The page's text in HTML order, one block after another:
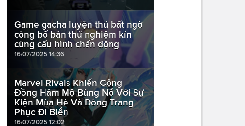
Game gacha luyện thú bất ngờ
công bố bản thử nghiệm kín
cùng cấu hình chấn động
16/07/2025 14:36
Marvel Rivals Khiến Cộng
Đồng Hâm Mộ Bùng Nổ Với Sự
Kiện Mùa Hè Và Dòng Trang
Phục Đi Biển
16/07/2025 12:02